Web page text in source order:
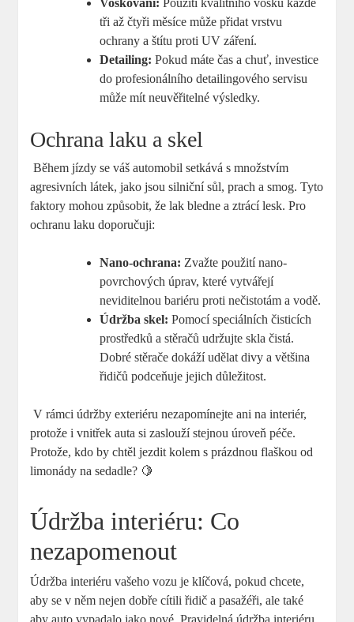
Voskování: Použití ⁤kvalitního vosku každé
tři až čtyři měsíce může přidat vrstvu
ochrany a⁤ štítu proti​ UV záření.
Detailing: Pokud ⁣máte ⁤čas​ a chuť, investice
do profesionálního detailingového servisu
může mít neuvěřitelné výsledky.
Ochrana laku a ‍skel
⁢ Během jízdy se váš automobil setkává s množstvím
⁤agresivních látek, jako jsou silniční sůl, ⁤prach a smog. Tyto
faktory mohou způsobit, že lak bledne a ztrácí​ lesk. ​Pro
ochranu laku‌ doporučuji:
Nano-ochrana: Zvažte použití nano-
povrchových úprav, které vytvářejí
neviditelnou bariéru proti nečistotám a vodě.
Údržba skel: Pomocí speciálních čisticích
prostředků a stěračů udržujte skla čistá.
Dobré stěrače dokáží udělat divy ⁤a většina
řidičů podceňuje‍ jejich důležitost.
⁢ V rámci údržby exteriéru nezapomínejte ani na interiér,
protože i vnitřek auta si zaslouží stejnou úroveň péče.
⁤Protože, kdo by chtěl⁢ jezdit kolem‍ s prázdnou flaškou od
limonády na sedadle? 🍋
Údržba interiéru: Co
nezapomenout
Údržba ‍interiéru vašeho vozu je klíčová, pokud chcete,
aby se v něm nejen dobře cítili řidič a pasažéři, ale také